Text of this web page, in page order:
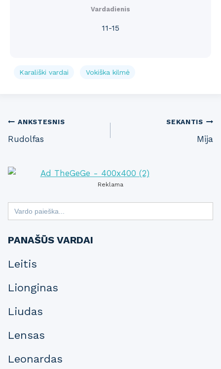
Vardadienis
11-15
Karališki vardai Vokiška kilmė
Post
navigation
ANKSTESNIS
Rudolfas
SEKANTIS
Mija
Reklama
Search
for:
PANAŠŪS VARDAI
Leitis
Lionginas
Liudas
Lensas
Leonardas